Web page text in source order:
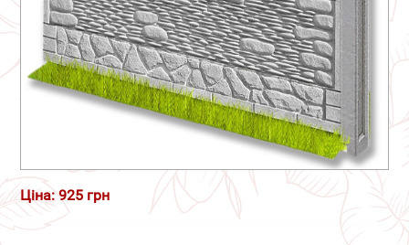
Ціна: 925 грн